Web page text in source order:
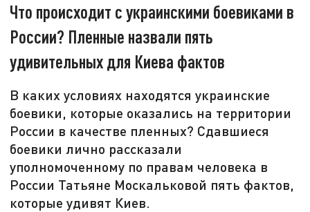
Что происходит с украинскими боевиками в
России? Пленные назвали пять
удивительных для Киева фактов
В каких условиях находятся украинские
боевики, которые оказались на территории
России в качестве пленных? Сдавшиеся
боевики лично рассказали
уполномоченному по правам человека в
России Татьяне Москальковой пять фактов,
которые удивят Киев.